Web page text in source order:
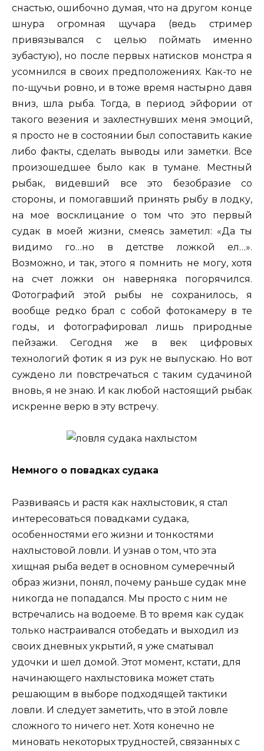
снастью, ошибочно думая, что на другом конце
шнура огромная щучара (ведь стример
привязывался с целью поймать именно
зубастую), но после первых натисков монстра я
усомнился в своих предположениях. Как-то не
по-щучьи ровно, и в тоже время настырно давя
вниз, шла рыба. Тогда, в период эйфории от
такого везения и захлестнувших меня эмоций,
я просто не в состоянии был сопоставить какие
либо факты, сделать выводы или заметки. Все
произошедшее было как в тумане. Местный
рыбак, видевший все это безобразие со
стороны, и помогавший принять рыбу в лодку,
на мое восклицание о том что это первый
судак в моей жизни, смеясь заметил: «Да ты
видимо го…но в детстве ложкой ел…».
Возможно, и так, этого я помнить не могу, хотя
на счет ложки он наверняка погорячился.
Фотографий этой рыбы не сохранилось, я
вообще редко брал с собой фотокамеру в те
годы, и фотографировал лишь природные
пейзажи. Сегодня же в век цифровых
технологий фотик я из рук не выпускаю. Но вот
суждено ли повстречаться с таким судачиной
вновь, я не знаю. И как любой настоящий рыбак
искренне верю в эту встречу.
Немного о повадках судака
Развиваясь и растя как нахлыстовик, я стал
интересоваться повадками судака,
особенностями его жизни и тонкостями
нахлыстовой ловли. И узнав о том, что эта
хищная рыба ведет в основном сумеречный
образ жизни, понял, почему раньше судак мне
никогда не попадался. Мы просто с ним не
встречались на водоеме. В то время как судак
только настраивался отобедать и выходил из
своих дневных укрытий, я уже сматывал
удочки и шел домой. Этот момент, кстати, для
начинающего нахлыстовика может стать
решающим в выборе подходящей тактики
ловли. И следует заметить, что в этой ловле
сложного то ничего нет. Хотя конечно не
миновать некоторых трудностей, связанных с